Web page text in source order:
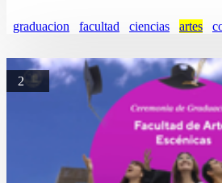
graduacion facultad ciencias artes
2